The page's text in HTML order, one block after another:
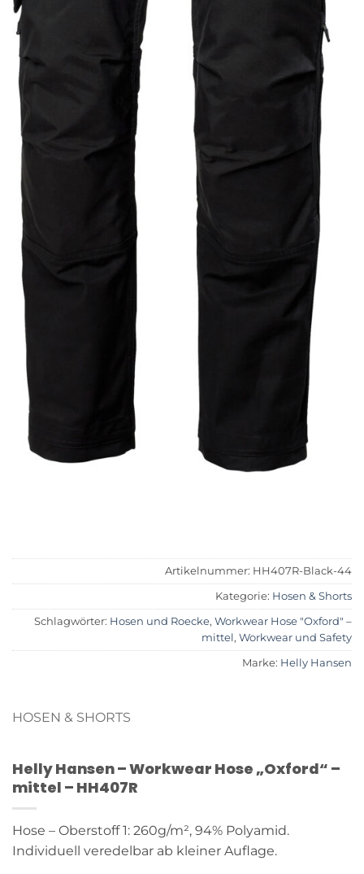
Artikelnummer: HH407R-Black-44
Kategorie: Hosen & Shorts
Schlagwörter: Hosen und Roecke, Workwear Hose "Oxford" –
mittel, Workwear und Safety
Marke: Helly Hansen
HOSEN & SHORTS
Helly Hansen – Workwear Hose „Oxford“ –
mittel – HH407R
Hose – Oberstoff 1: 260g/m², 94% Polyamid.
Individuell veredelbar ab kleiner Auflage.